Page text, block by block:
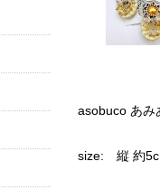
asobuco あみ
size: 縦 約